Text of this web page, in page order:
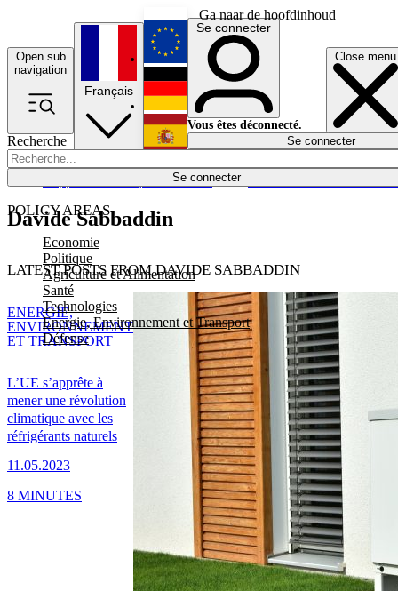
Ga naar de hoofdinhoud
Open sub
navigation
Close menu
Recherche
Se connecter
POLICY AREAS
Economie
Politique
Agriculture et Alimentation
Santé
Technologies
Energie, Environnement et Transport
Défense
Économie
Français
English
Deutsch
Español
Se connecter
Vous êtes déconnecté.
Se connecter
Davide Sabbaddin
LATEST POSTS FROM DAVIDE SABBADDIN
L’UE s’apprête à
mener une révolution
climatique avec les
réfrigérants naturels
11.05.2023
ENERGIE,
ENVIRONNEMENT
ET TRANSPORT
8 MINUTES